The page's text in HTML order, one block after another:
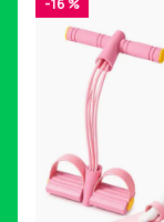
-16 %